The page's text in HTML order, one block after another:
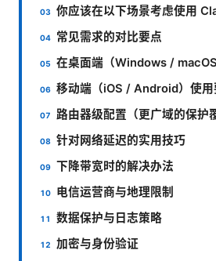
你应该在以下场景考虑使用
常见需求的对比要点
在桌面端（Windows /
移动端（iOS / Android）使用
路由器级配置（更广域的保护
针对网络延迟的实用技巧
下降带宽时的解决办法
电信运营商与地理限制
数据保护与日志策略
加密与身份验证